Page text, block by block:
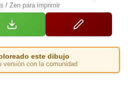
/ Zen para imprimir
este dibujo
versión con la comunidad